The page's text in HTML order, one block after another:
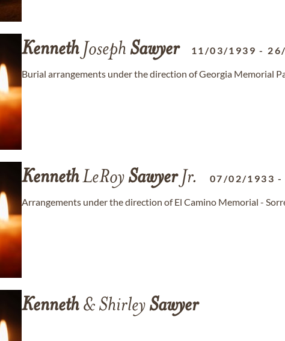
KennethJoseph Sawyer 11/03/1939 -
Burial arrangements under the direction of Georgia Memorial
KennethLeRoySawyerJr. 07/02/1933 -
Arrangements under the direction of El Camino Memorial -
Kenneth& ShirleySawyer